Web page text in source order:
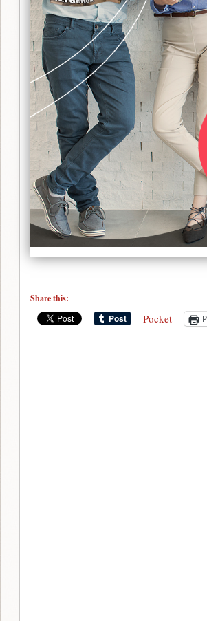
Share this:
Pocket